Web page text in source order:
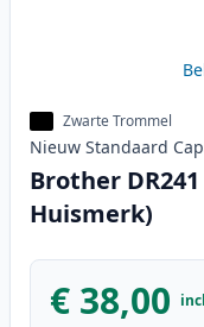
Zwarte Trommel
Nieuw Standaard
Brother
Huismerk)
€ 38,00